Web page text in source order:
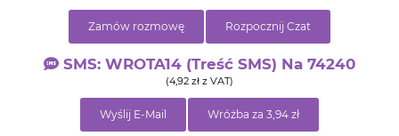
Zamów rozmowę Rozpocznij Czat
SMS: WROTA14 (treść SMS) Na 74240
(4,92 zł z VAT)
Wyślij E-Mail Wróżba za 3,94 zł